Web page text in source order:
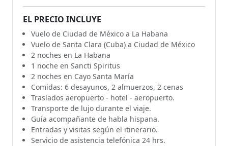
EL PRECIO INCLUYE
Vuelo de Ciudad de México a La Habana
Vuelo de Santa Clara (Cuba) a Ciudad de México
2 noches en La Habana
1 noche en Sancti Spiritus
2 noches en Cayo Santa María
Comidas: 6 desayunos, 2 almuerzos, 2 cenas
Traslados aeropuerto - hotel - aeropuerto.
Transporte de lujo durante el viaje.
Guía acompañante de habla hispana.
Entradas y visitas según el itinerario.
Servicio de asistencia telefónica 24 hrs.